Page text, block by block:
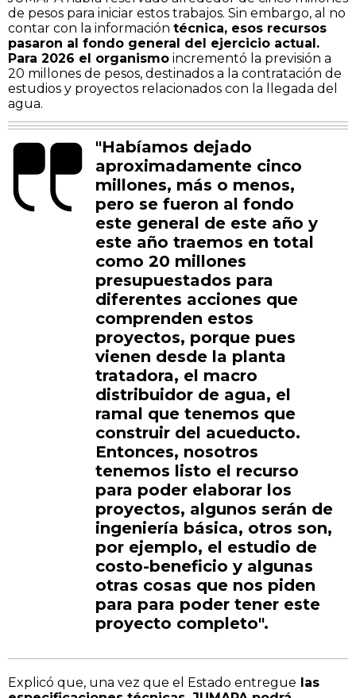
de pesos para iniciar estos trabajos. Sin embargo, al no
contar con la información técnica, esos recursos
pasaron al fondo general del ejercicio actual.
Para 2026 el organismo incrementó la previsión a
20 millones de pesos, destinados a la contratación de
estudios y proyectos relacionados con la llegada del
agua.
"Habíamos dejado
aproximadamente cinco
millones, más o menos,
pero se fueron al fondo
este general de este año y
este año traemos en total
como 20 millones
presupuestados para
diferentes acciones que
comprenden estos
proyectos, porque pues
vienen desde la planta
tratadora, el macro
distribuidor de agua, el
ramal que tenemos que
construir del acueducto.
Entonces, nosotros
tenemos listo el recurso
para poder elaborar los
proyectos, algunos serán de
ingeniería básica, otros son,
por ejemplo, el estudio de
costo-beneficio y algunas
otras cosas que nos piden
para para poder tener este
proyecto completo".
Explicó que, una vez que el Estado entregue las